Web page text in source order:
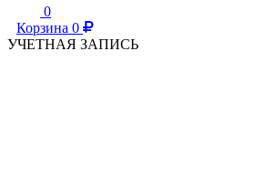
0
Корзина 0
УЧЕТНАЯ ЗАПИСЬ